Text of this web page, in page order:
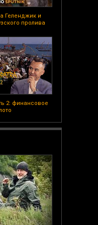
Геленджик и
пролива
2: финансовое